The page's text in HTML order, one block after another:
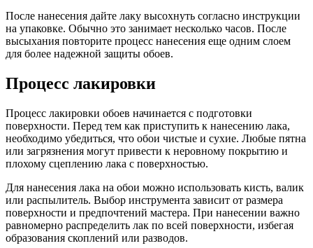
После нанесения дайте лаку высохнуть согласно инструкции
на упаковке. Обычно это занимает несколько часов. После
высыхания повторите процесс нанесения еще одним слоем
для более надежной защиты обоев.
Процесс лакировки
Процесс лакировки обоев начинается с подготовки
поверхности. Перед тем как приступить к нанесению лака,
необходимо убедиться, что обои чистые и сухие. Любые пятна
или загрязнения могут привести к неровному покрытию и
плохому сцеплению лака с поверхностью.
Для нанесения лака на обои можно использовать кисть, валик
или распылитель. Выбор инструмента зависит от размера
поверхности и предпочтений мастера. При нанесении важно
равномерно распределить лак по всей поверхности, избегая
образования скоплений или разводов.